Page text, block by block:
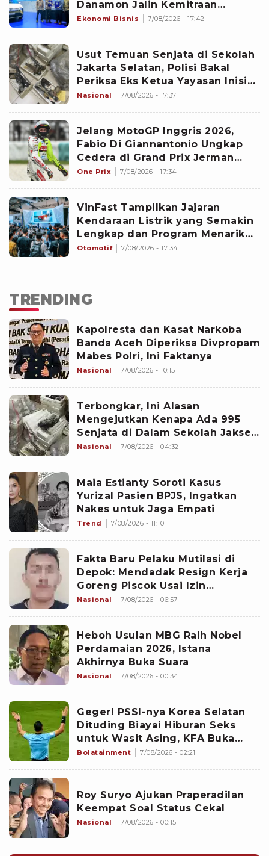
Danamon Jalin Kemitraan
Pembiayaan Dealer
Ekonomi Bisnis 7/08/2026 - 17:42
Usut Temuan Senjata di Sekolah
Jakarta Selatan, Polisi Bakal
Periksa Eks Ketua Yayasan Inisial
IW
Nasional 7/08/2026 - 17:37
Jelang MotoGP Inggris 2026,
Fabio Di Giannantonio Ungkap
Cedera di Grand Prix Jerman
Ternyata Lebih Parah dari
One Prix 7/08/2026 - 17:34
VinFast Tampilkan Jajaran
Kendaraan Listrik yang Semakin
Lengkap dan Program Menarik
bagi Pelanggan di GIIAS 2026
Otomotif 7/08/2026 - 17:34
TRENDING
Kapolresta dan Kasat Narkoba
Banda Aceh Diperiksa Divpropam
Mabes Polri, Ini Faktanya
Nasional 7/08/2026 - 10:15
Terbongkar, Ini Alasan
Mengejutkan Kenapa Ada 995
Senjata di Dalam Sekolah Jaksel
Sejak 2020
Nasional 7/08/2026 - 04:32
Maia Estianty Soroti Kasus
Yurizal Pasien BPJS, Ingatkan
Nakes untuk Jaga Empati
Trend 7/08/2026 - 11:10
Fakta Baru Pelaku Mutilasi di
Depok: Mendadak Resign Kerja
Goreng Piscok Usai Izin
Interview di Mal
Nasional 7/08/2026 - 06:57
Heboh Usulan MBG Raih Nobel
Perdamaian 2026, Istana
Akhirnya Buka Suara
Nasional 7/08/2026 - 00:34
Geger! PSSI-nya Korea Selatan
Dituding Biayai Hiburan Seks
untuk Wasit Asing, KFA Buka
Suara
Bolatainment 7/08/2026 - 02:21
Roy Suryo Ajukan Praperadilan
Keempat Soal Status Cekal
Nasional 7/08/2026 - 00:15